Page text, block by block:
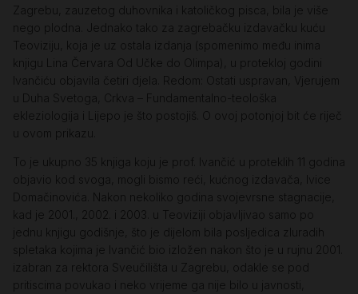
Zagrebu, zauzetog duhovnika i katoličkog pisca, bila je više
nego plodna. Jednako tako za zagrebačku izdavačku kuću
Teoviziju, koja je uz ostala izdanja (spomenimo među inima
knjigu Lina Červara Od Učke do Olimpa), u protekloj godini
Ivančiću objavila četiri djela. Redom: Ostati uspravan, Vjerujem
u Duha Svetoga, Crkva – Fundamentalno-teološka
ekleziologija i Lijepo je što postojiš. O ovoj potonjoj bit će riječ
u ovom prikazu.
To je ukupno 35 knjiga koju je prof. Ivančić u proteklih 11 godina
objavio kod svoga, mogli bismo reći, kućnog izdavača, Ivice
Domačinovića. Nakon nekoliko godina svojevrsne stagnacije,
kad je 2001., 2002. i 2003. u Teoviziji objavljivao samo po
jednu knjigu godišnje, što je dijelom bila posljedica zluradih
spletaka kojima je Ivančić bio izložen nakon što je u rujnu 2001.
izabran za rektora Sveučilišta u Zagrebu, odakle se pod
pritiscima povukao i neko vrijeme ga nije bilo u javnosti,